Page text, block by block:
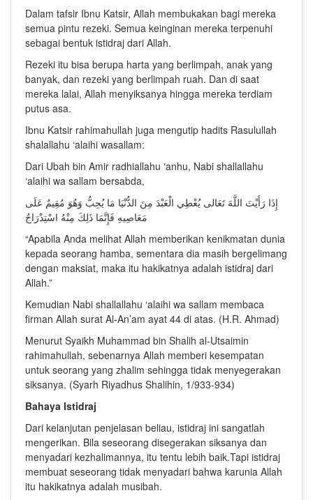
Dalam tafsir Ibnu Katsir, Allah membukakan bagi mereka
semua pintu rezeki. Semua keinginan mereka terpenuhi
sebagai bentuk istidraj dari Allah.
Rezeki itu bisa berupa harta yang berlimpah, anak yang
banyak, dan rezeki yang berlimpah ruah. Dan di saat
mereka lalai, Allah menyiksanya hingga mereka terdiam
putus asa.
Ibnu Katsir rahimahullah juga mengutip hadits Rasulullah
shalallahu ‘alaihi wasallam:
Dari Ubah bin Amir radhiallahu ‘anhu, Nabi shallallahu
‘alaihi wa sallam bersabda,
إِذَا رَأَيْتَ اللَّهَ تَعَالى يُعْطِي الْعَبْدَ مِنَ الدُّنْيَا مَا يُحِبُّ وَهُوَ مُقِيمٌ عَلَى
مَعَاصِيهِ فَإِنَّمَا ذَلِكَ مِنْهُ اسْتِدْرَاجٌ
“Apabila Anda melihat Allah memberikan kenikmatan dunia
kepada seorang hamba, sementara dia masih bergelimang
dengan maksiat, maka itu hakikatnya adalah istidraj dari
Allah.”
Kemudian Nabi shallallahu ‘alaihi wa sallam membaca
firman Allah surat Al-An’am ayat 44 di atas. (H.R. Ahmad)
Menurut Syaikh Muhammad bin Shalih al-Utsaimin
rahimahullah, sebenarnya Allah memberi kesempatan
untuk seorang yang zhalim sehingga tidak menyegerakan
siksanya. (Syarh Riyadhus Shalihin, 1/933-934)
Bahaya Istidraj
Dari kelanjutan penjelasan beliau, istidraj ini sangatlah
mengerikan. Bila seseorang disegerakan siksanya dan
menyadari kezhalimannya, itu tentu lebih baik.Tapi istidraj
membuat seseorang tidak menyadari bahwa karunia Allah
itu hakikatnya adalah musibah.